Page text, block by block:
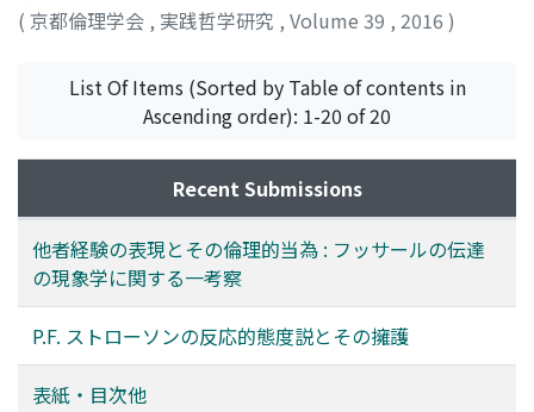
( 京都倫理学会 , 実践哲学研究 , Volume 39 , 2016 )
List Of Items (Sorted by Table of contents in
Ascending order): 1-20 of 20
Recent Submissions
他者経験の表現とその倫理的当為 : フッサールの伝達
の現象学に関する一考察
P.F. ストローソンの反応的態度説とその擁護
表紙・目次他